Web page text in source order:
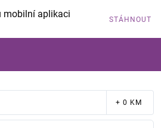
mobilní aplikaci STÁHNOUT
+ 0 KM